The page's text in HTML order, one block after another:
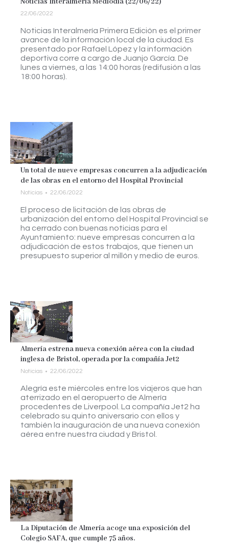
22/06/2022
Noticias Interalmería Primera Edición es el primer
avance de la información local de la ciudad. Es
presentado por Rafael López y la información
deportiva corre a cargo de Juanjo García. De
lunes a viernes, a las 14:00 horas (redifusión a las
18:00 horas).
Un total de nueve empresas concurren a la adjudicación
de las obras en el entorno del Hospital Provincial
Noticias 22/06/2022
El proceso de licitación de las obras de
urbanización del entorno del Hospital Provincial se
ha cerrado con buenas noticias para el
Ayuntamiento: nueve empresas concurren a la
adjudicación de estos trabajos, que tienen un
presupuesto superior al millón y medio de euros.
Almería estrena nueva conexión aérea con la ciudad
inglesa de Bristol, operada por la compañía Jet2
Noticias 22/06/2022
Alegría este miércoles entre los viajeros que han
aterrizado en el aeropuerto de Almería
procedentes de Liverpool. La compañía Jet2 ha
celebrado su quinto aniversario con ellos y
también la inauguración de una nueva conexión
aérea entre nuestra ciudad y Bristol.
La Diputación de Almería acoge una exposición del
Colegio SAFA, que cumple 75 años.